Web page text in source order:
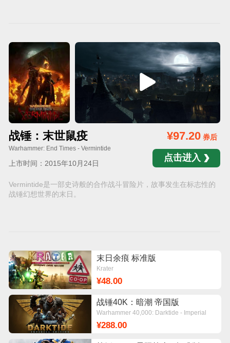
战锤：末世鼠疫
Warhammer: End Times - Vermintide
上市时间：2015年10月24日
¥97.20券后
点击进入
Vermintide是一部史诗般的合作战斗冒险片，故事发生在标志性的
战锤幻想世界的末日。
末日余痕 标准版
Krater
¥48.00
战锤40K：暗潮 帝国版
Warhammer 40,000: Darktide - Imperial
¥288.00